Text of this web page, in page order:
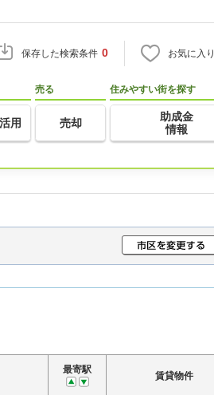
保存した検索条件 0 お気に入り
用
売る
売却
住みやすい街を探す
助成金
情報
最寄駅
賃貸物件